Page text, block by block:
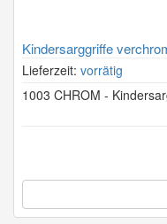
Kindersarggriffe
Lieferzeit: vorrätig
1003 CHROM -